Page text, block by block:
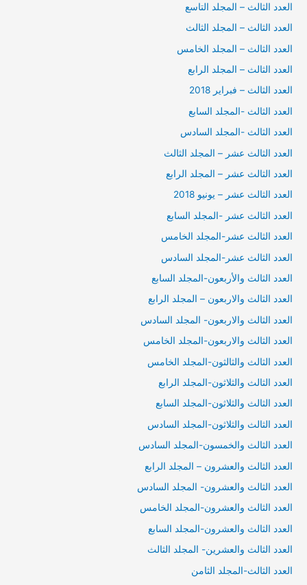
العدد الثالث – المجلد التاسع
العدد الثالث – المجلد الثالث
العدد الثالث – المجلد الخامس
العدد الثالث – المجلد الرابع
العدد الثالث – فبراير 2018
العدد الثالث -المجلد السابع
العدد الثالث -المجلد السادس
العدد الثالث عشر – المجلد الثالث
العدد الثالث عشر – المجلد الرابع
العدد الثالث عشر – يونيو 2018
العدد الثالث عشر -المجلد السابع
العدد الثالث عشر-المجلد الخامس
العدد الثالث عشر-المجلد السادس
العدد الثالث والأربعون-المجلد السابع
العدد الثالث والاربعون – المجلد الرابع
العدد الثالث والاربعون- المجلد السادس
العدد الثالث والاربعون-المجلد الخامس
العدد الثالث والثالثون-المجلد الخامس
العدد الثالث والثلاثون-المجلد الرابع
العدد الثالث والثلاثون-المجلد السابع
العدد الثالث والثلاثون-المجلد السادس
العدد الثالث والخمسون-المجلد السادس
العدد الثالث والعشرون – المجلد الرابع
العدد الثالث والعشرون- المجلد السادس
العدد الثالث والعشرون-المجلد الخامس
العدد الثالث والعشرون-المجلد السابع
العدد الثالث والعشرين- المجلد الثالث
العدد الثالث-المجلد الثامن